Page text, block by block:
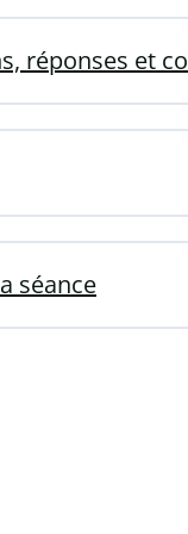
réponses et
séance